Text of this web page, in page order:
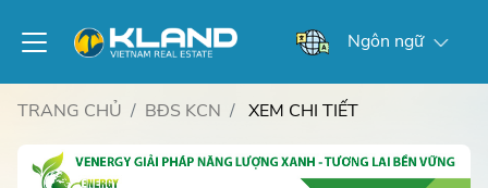
Ngôn ngữ
TRANG CHỦ BĐS KCN XEM CHI TIẾT